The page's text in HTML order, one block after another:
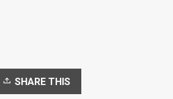
SHARE THIS